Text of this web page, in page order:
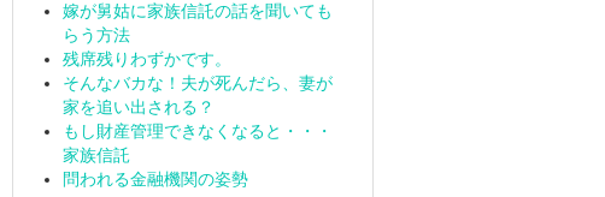
嫁が舅姑に家族信託の話を聞いても
らう方法
残席残りわずかです。
そんなバカな！夫が死んだら、妻が
家を追い出される？
もし財産管理できなくなると・・・
家族信託
問われる金融機関の姿勢